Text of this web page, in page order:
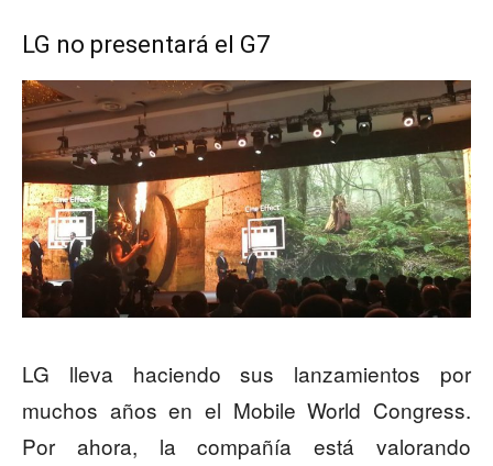
LG no presentará el G7
LG lleva haciendo sus lanzamientos por
muchos años en el Mobile World Congress.
Por ahora, la compañía está valorando